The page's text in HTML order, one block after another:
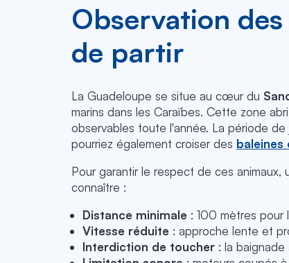
Observation
de partir
La Guadeloupe se situe au cœur du
marins dans les Caraïbes. Cette zone
observables toute l'année. La période
pourriez également croiser des baleines
Pour garantir le respect de ces
connaître :
Distance minimale : 100 mètres pour
Vitesse réduite : approche lente et
Interdiction de toucher : la